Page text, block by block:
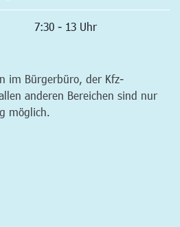
7:30 - 13 Uhr
im Bürgerbüro, der Kfz-
anderen Bereichen sind nur
möglich.